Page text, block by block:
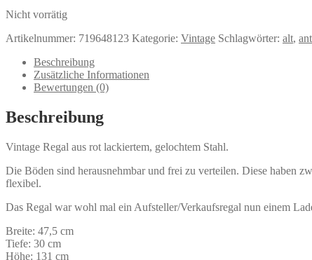
Nicht vorrätig
Artikelnummer: 719648123 Kategorie: Vintage Schlagwörter: alt,
Beschreibung
Zusätzliche Informationen
Bewertungen (0)
Beschreibung
Vintage Regal aus rot lackiertem, gelochtem Stahl.
Die Böden sind herausnehmbar und frei zu verteilen. Diese haben
flexibel.
Das Regal war wohl mal ein Aufsteller/Verkaufsregal nun einem
Breite: 47,5 cm
Tiefe: 30 cm
Höhe: 131 cm